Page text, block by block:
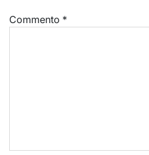
Commento *